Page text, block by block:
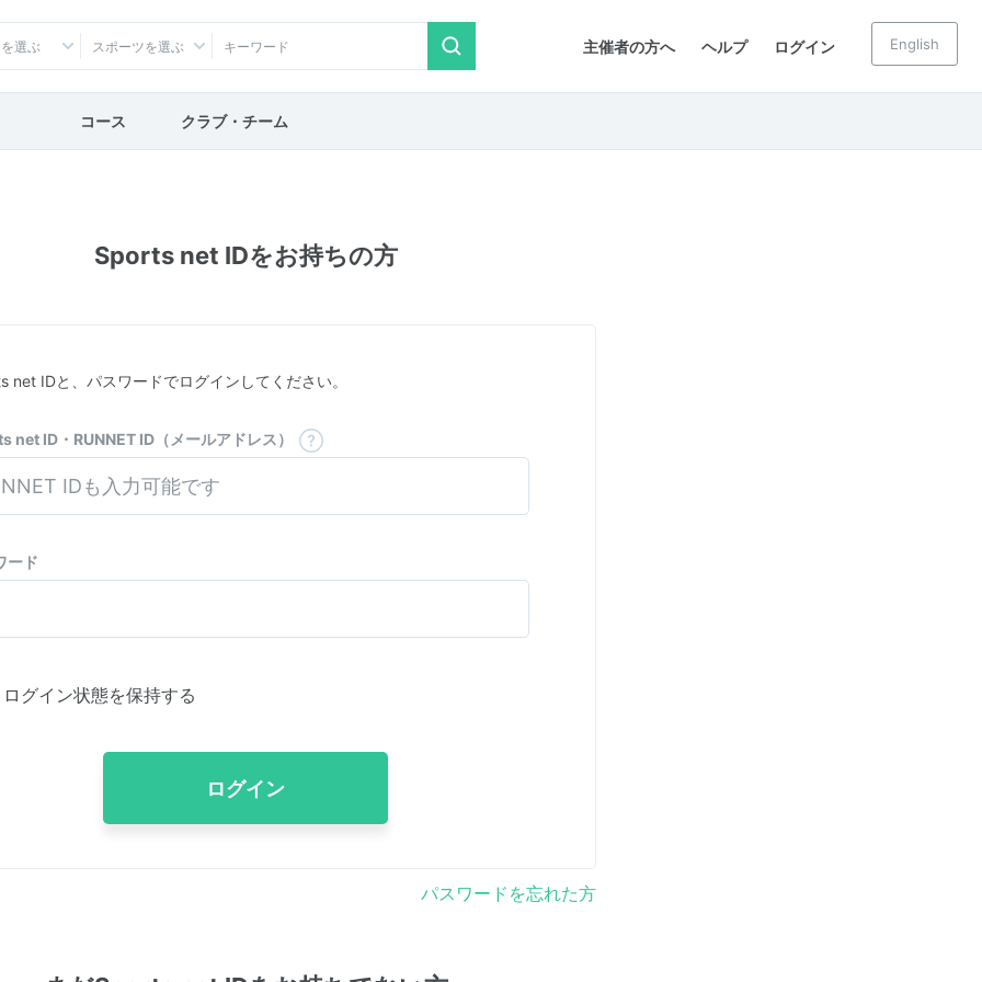
主催者の方へ ヘルプ ログイン
選ぶ スポーツを選ぶ English
コース クラブ・チーム
Sports net IDをお持ちの方
net IDと、パスワードでログインしてください。
net ID・RUNNET ID（メールアドレス）
ード
ログイン状態を保持する
ログイン
パスワードを忘れた方